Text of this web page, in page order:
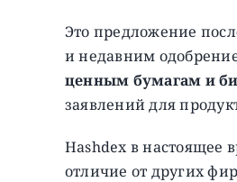
Это предложение
и недавним
ценным бумагам и
заявлений для
Hashdex в настоящее
отличие от других